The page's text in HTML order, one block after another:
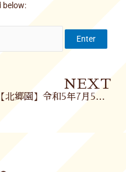
below:
NEXT
【北郷園】令和5年7月5日(水)